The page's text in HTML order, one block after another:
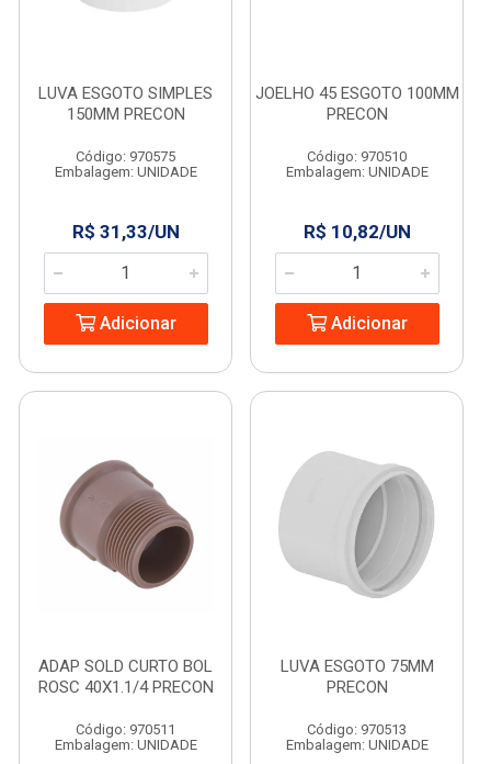
LUVA ESGOTO SIMPLES
150MM PRECON
Código: 970575
Embalagem: UNIDADE
R$ 31,33/UN
Adicionar
JOELHO 45 ESGOTO 100MM
PRECON
Código: 970510
Embalagem: UNIDADE
R$ 10,82/UN
Adicionar
ADAP SOLD CURTO BOL
ROSC 40X1.1/4 PRECON
Código: 970511
Embalagem: UNIDADE
LUVA ESGOTO 75MM
PRECON
Código: 970513
Embalagem: UNIDADE